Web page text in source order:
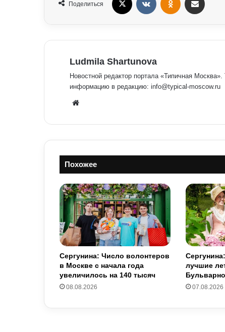
Поделиться
Ludmila Shartunova
Новостной редактор портала «Типичная
информацию в редакцию: info@typical-moscow.ru
e
Похожее
Сергунина: Число волонтеров
в Москве с начала года
увеличилось на 140 тысяч
08.08.2026
лучшие
07.08.2026